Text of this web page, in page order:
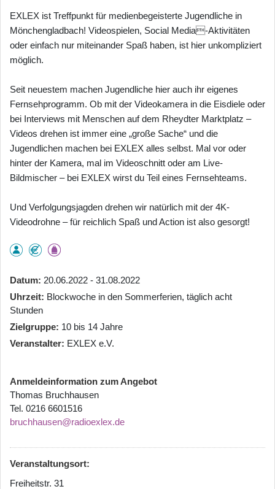
EXLEX ist Treffpunkt für medienbegeisterte Jugendliche in
Mönchengladbach! Videospielen, Social Media-Aktivitäten
oder einfach nur miteinander Spaß haben, ist hier unkompliziert
möglich.
Seit neuestem machen Jugendliche hier auch ihr eigenes
Fernsehprogramm. Ob mit der Videokamera in die Eisdiele oder
bei Interviews mit Menschen auf dem Rheydter Marktplatz –
Videos drehen ist immer eine „große Sache“ und die
Jugendlichen machen bei EXLEX alles selbst. Mal vor oder
hinter der Kamera, mal im Videoschnitt oder am Live-
Bildmischer – bei EXLEX wirst du Teil eines Fernsehteams.
Und Verfolgungsjagden drehen wir natürlich mit der 4K-
Videodrohne – für reichlich Spaß und Action ist also gesorgt!
Datum 20.06.2022 - 31.08.2022
Uhrzeit Blockwoche in den Sommerferien, täglich acht
Stunden
Zielgruppe 10 bis 14 Jahre
Veranstalter EXLEX e.V.
Anmeldeinformation zum Angebot
Thomas Bruchhausen
Tel. 0216 6601516
bruchhausen@radioexlex.de
Veranstaltungsort:
Freiheitstr. 31